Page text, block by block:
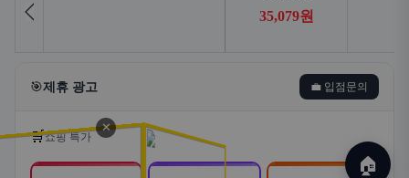
🎯제휴 광고 💼 입점문의
🛒쇼핑 특가
🏠
✕